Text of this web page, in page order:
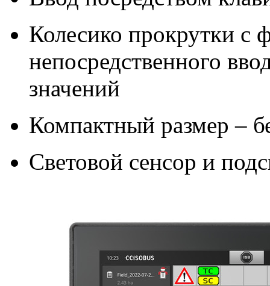
Колесико прокрутки с
непосредственного
значений
Компактный размер –
Световой сенсор и